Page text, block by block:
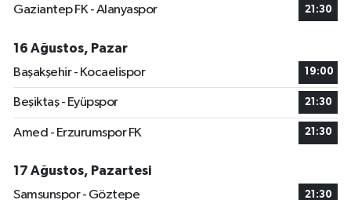
Gaziantep FK - Alanyaspor 21:30
16 Ağustos, Pazar
Başakşehir - Kocaelispor
19:00
Beşiktaş - Eyüpspor 21:30
Amed - Erzurumspor FK 21:30
17 Ağustos, Pazartesi
Samsunspor - Göztepe
21:30